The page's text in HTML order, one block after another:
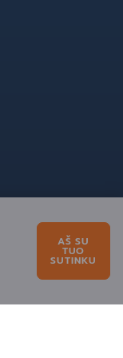
AŠ SU
TUO
SUTINKU